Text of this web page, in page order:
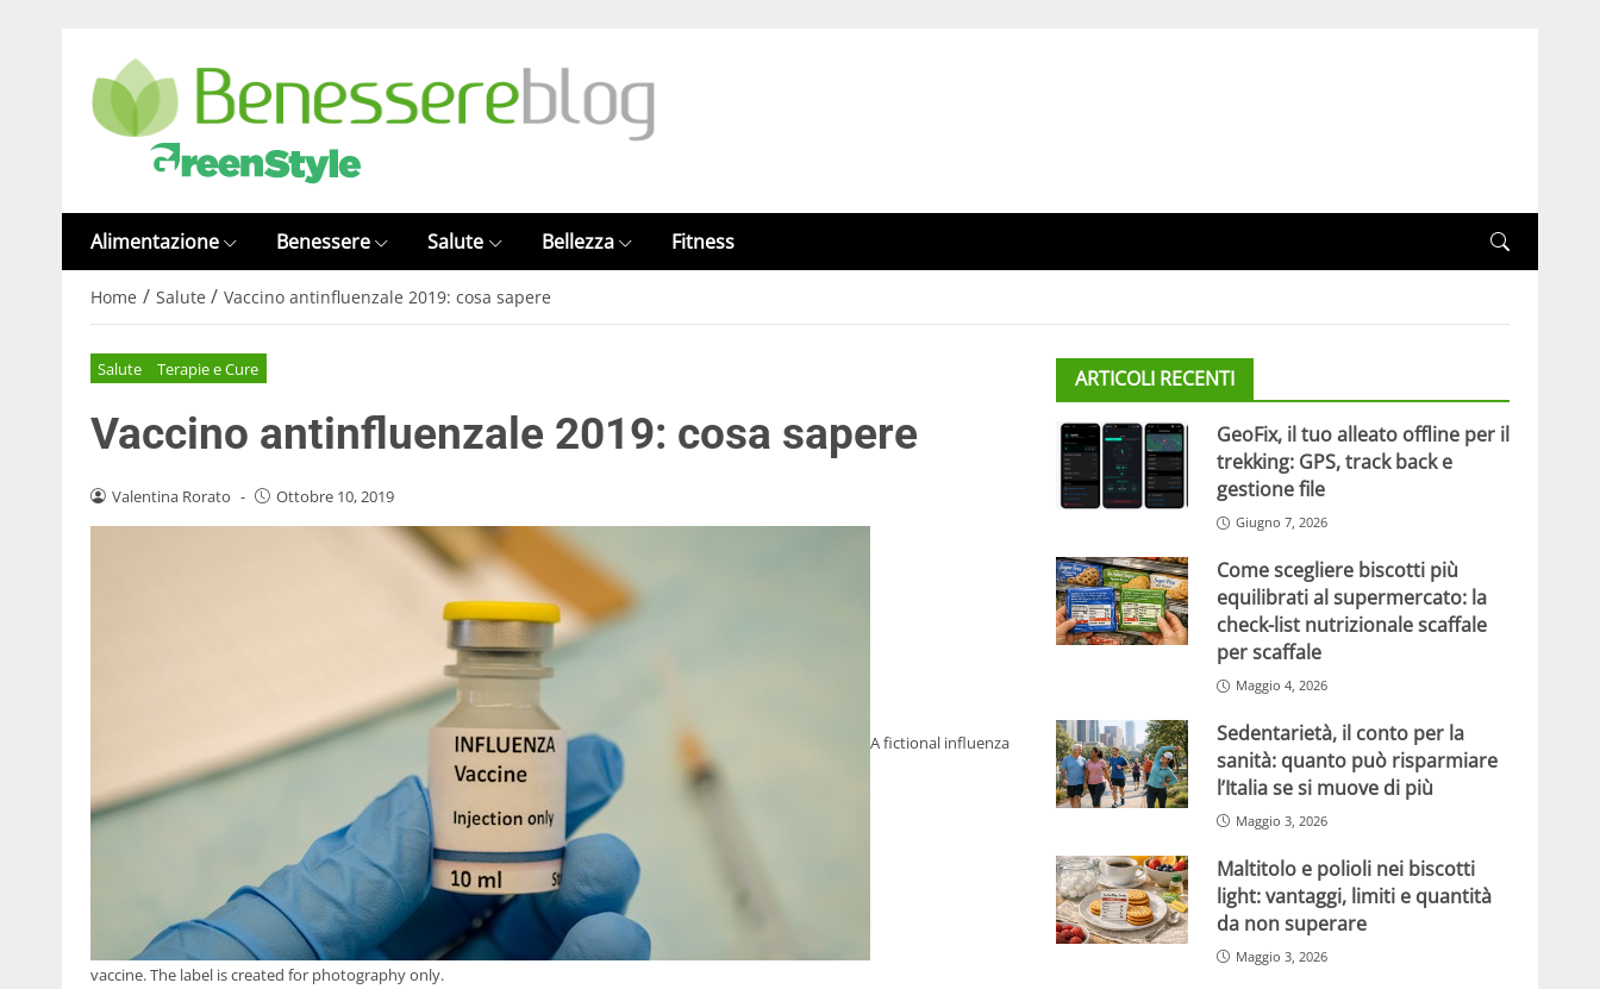
Alimentazione Benessere Salute Bellezza Fitness
Home / Salute / Vaccino antinfluenzale 2019: cosa sapere
Salute Terapie e Cure
Vaccino antinfluenzale 2019: cosa sapere
Valentina Rorato - Ottobre 10, 2019
A fictional influenza
vaccine. The label is created for photography only.
ARTICOLI RECENTI
GeoFix, il tuo alleato offline per il
trekking: GPS, track back e
gestione file
Giugno 7, 2026
Come scegliere biscotti più
equilibrati al supermercato: la
check-list nutrizionale scaffale
per scaffale
Maggio 4, 2026
Sedentarietà, il conto per la
sanità: quanto può risparmiare
l’Italia se si muove di più
Maggio 3, 2026
Maltitolo e polioli nei biscotti
light: vantaggi, limiti e quantità
da non superare
Maggio 3, 2026